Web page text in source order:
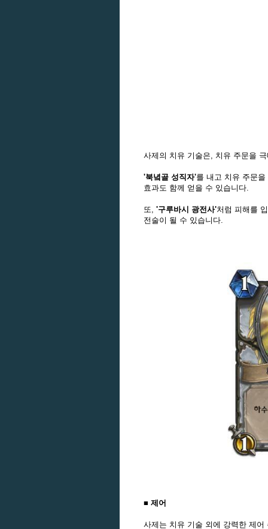
사제의 치유 기술은, 치유 주문을
'북녘골 성직자'를 내고 치유 주문
효과도 함께 얻을 수 있습니다.
또, '구루바시 광전사'처럼 피해를
전술이 될 수 있습니다.
■ 제어
사제는 치유 기술 외에 강력한 제